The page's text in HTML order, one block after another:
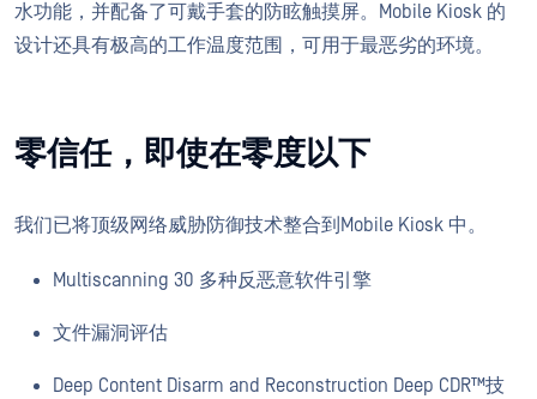
水功能，并配备了可戴手套的防眩触摸屏。Mobile Kiosk 的
设计还具有极高的工作温度范围，可用于最恶劣的环境。
零信任，即使在零度以下
我们已将顶级网络威胁防御技术整合到Mobile Kiosk 中。
Multiscanning 30 多种反恶意软件引擎
文件漏洞评估
Deep Content Disarm and Reconstruction Deep CDR™技